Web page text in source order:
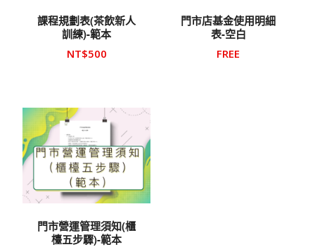
課程規劃表(茶飲新人
訓練)-範本
NT$500
門市店基金使用明細
表-空白
FREE
門市營運管理須知(櫃
檯五步驟)-範本